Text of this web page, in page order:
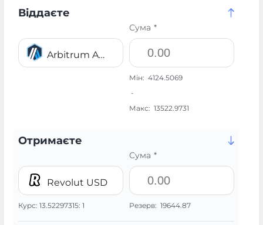
Віддаєте
Arbitrum ARB
Сума *
Мін: 4124.5069
-
Макс: 13522.9731
Отримаєте
Revolut USD
Курс: 13.52297315: 1
Сума *
Резерв: 19644.87